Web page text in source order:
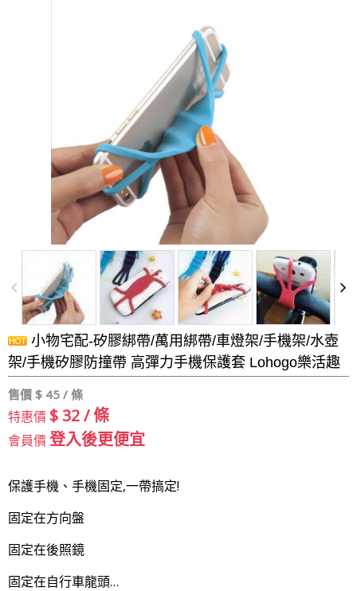
小物宅配-矽膠綁帶/萬用綁帶/車燈架/手機架/水壺
架/手機矽膠防撞帶 高彈力手機保護套 Lohogo樂活趣
售價 $ 45 / 條
特惠價 $ 32 / 條
會員價登入後更便宜
保護手機、手機固定,一帶搞定!
固定在方向盤
固定在後照鏡
固定在自行車龍頭…